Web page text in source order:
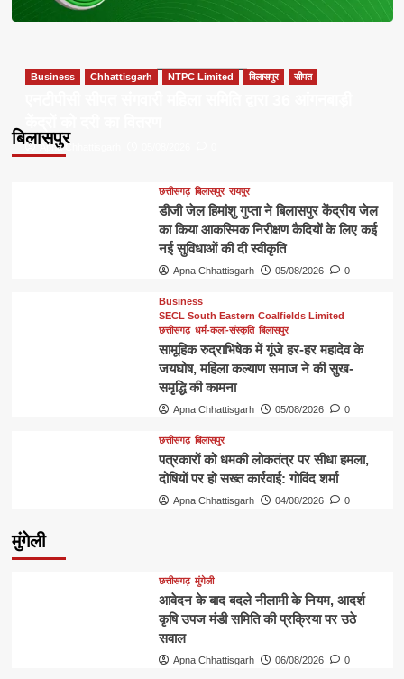
बिलासपुर
Business Chhattisgarh NTPC Limited बिलासपुर सीपत
Apna Chhattisgarh
छत्तीसगढ़ बिलासपुर रायपुर
डीजी जेल हिमांशु गुप्ता ने बिलासपुर केंद्रीय जेल
का किया आकस्मिक निरीक्षण कैदियों के लिए कई
नई सुविधाओं की दी स्वीकृति
Apna Chhattisgarh 05/08/2026 0
Business
SECL South Eastern Coalfields Limited
छत्तीसगढ़ धर्म-कला-संस्कृति बिलासपुर
सामूहिक रुद्राभिषेक में गूंजे हर-हर महादेव के
जयघोष, महिला कल्याण समाज ने की सुख-
समृद्धि की कामना
Apna Chhattisgarh 05/08/2026 0
छत्तीसगढ़ बिलासपुर
पत्रकारों को धमकी लोकतंत्र पर सीधा हमला,
दोषियों पर हो सख्त कार्रवाई: गोविंद शर्मा
Apna Chhattisgarh 04/08/2026 0
मुंगेली
छत्तीसगढ़ मुंगेली
आवेदन के बाद बदले नीलामी के नियम, आदर्श
कृषि उपज मंडी समिति की प्रक्रिया पर उठे
सवाल
Apna Chhattisgarh 06/08/2026 0